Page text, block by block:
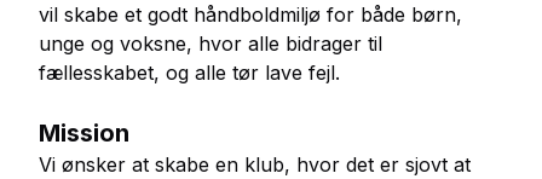
vil skabe et godt håndboldmiljø for både børn,
unge og voksne, hvor alle bidrager til
fællesskabet, og alle tør lave fejl.
Mission
Vi ønsker at skabe en klub, hvor det er sjovt at